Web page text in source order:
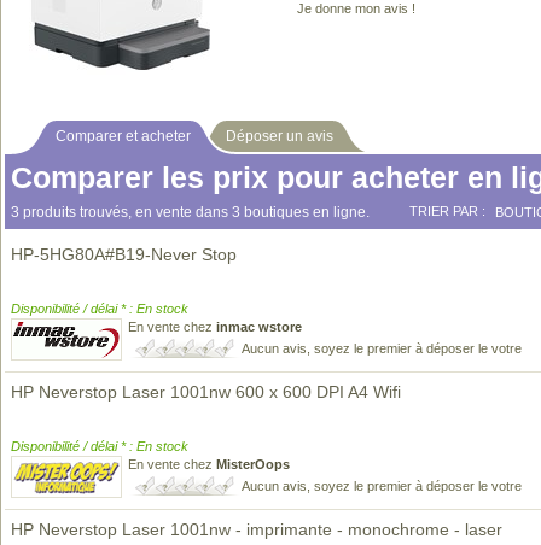
Je donne mon avis !
Comparer et acheter Déposer un avis
Comparer les prix pour acheter en
3 produits trouvés, en vente dans 3 boutiques en ligne. TRIER PAR :
HP-5HG80A#B19-Never Stop
Disponibilité / délai * : En stock
En vente chez inmac wstore
Aucun avis, soyez le premier à déposer le votre
HP Neverstop Laser 1001nw 600 x 600 DPI A4 Wifi
Disponibilité / délai * : En stock
En vente chez MisterOops
Aucun avis, soyez le premier à déposer le votre
HP Neverstop Laser 1001nw - imprimante - monochrome - laser